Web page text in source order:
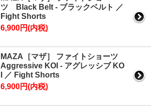
ツ Black Belt - ブラックベルト ／
Fight Shorts
6,900円(内税)
MAZA［マザ］ ファイトショーツ
Aggressive KOI - アグレッシブ KO
I ／ Fight Shorts
6,900円(内税)